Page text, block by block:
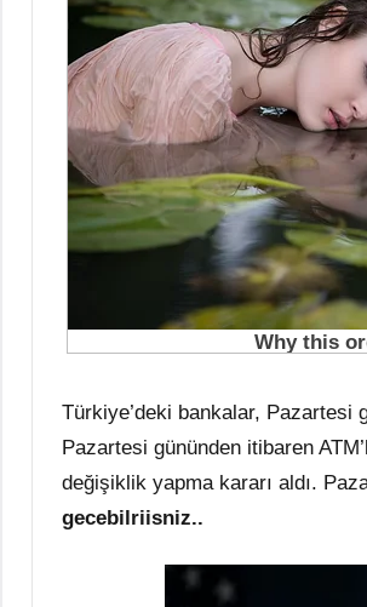
Türkiye’deki bankalar, Pazartesi
Pazartesi gününden itibaren
değişiklik yapma kararı aldı.
gecebilriisniz..